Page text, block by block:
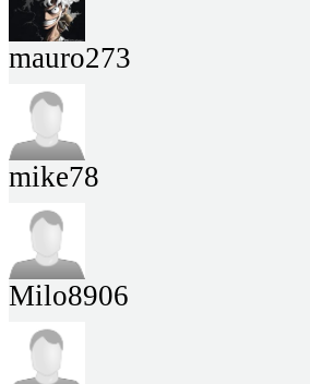
mauro273
mike78
Milo8906